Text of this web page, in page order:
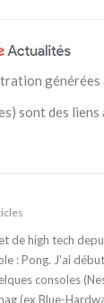
générées
sont des
de high tech
: Pong. J'ai
consoles
(ex Blue-